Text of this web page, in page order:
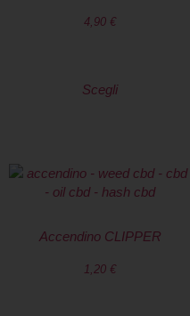
4,90 €
Scegli
Accendino CLIPPER
1,20 €